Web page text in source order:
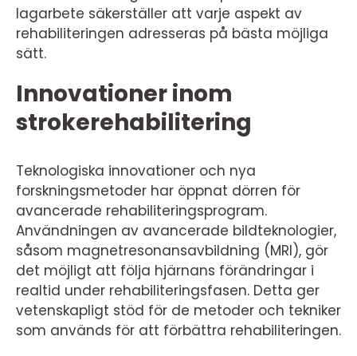
lagarbete säkerställer att varje aspekt av
rehabiliteringen adresseras på bästa möjliga
sätt.
Innovationer inom
strokerehabilitering
Teknologiska innovationer och nya
forskningsmetoder har öppnat dörren för
avancerade rehabiliteringsprogram.
Användningen av avancerade bildteknologier,
såsom magnetresonansavbildning (MRI), gör
det möjligt att följa hjärnans förändringar i
realtid under rehabiliteringsfasen. Detta ger
vetenskapligt stöd för de metoder och tekniker
som används för att förbättra rehabiliteringen.